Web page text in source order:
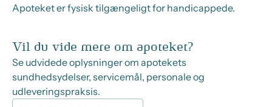
Apoteket er fysisk tilgængeligt for handicappede.
Vil du vide mere om apoteket?
Se udvidede oplysninger om apotekets
sundhedsydelser, servicemål, personale og
udleveringspraksis.